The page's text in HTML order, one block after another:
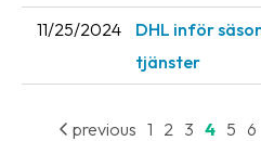
11/25/2024
DHL inför
tjänster
previous 1 2 3 4 5 6